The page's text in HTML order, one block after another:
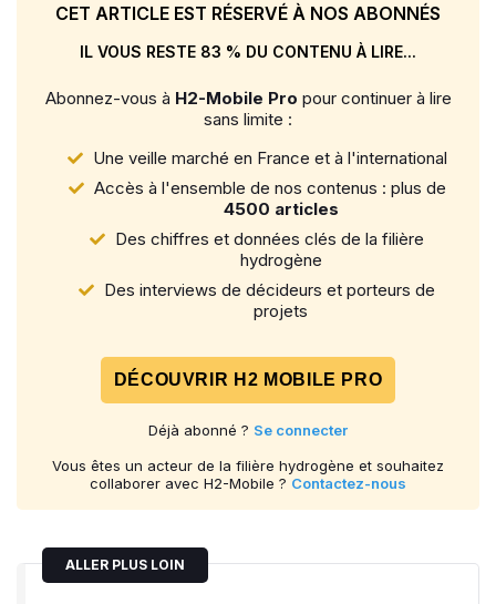
CET ARTICLE EST RÉSERVÉ À NOS ABONNÉS
IL VOUS RESTE 83 % DU CONTENU À LIRE...
Abonnez-vous à H2-Mobile Pro pour continuer à lire
sans limite :
Une veille marché en France et à l'international
Accès à l'ensemble de nos contenus : plus de
4500 articles
Des chiffres et données clés de la filière
hydrogène
Des interviews de décideurs et porteurs de
projets
DÉCOUVRIR H2 MOBILE PRO
Déjà abonné ? Se connecter
Vous êtes un acteur de la filière hydrogène et souhaitez
collaborer avec H2-Mobile ? Contactez-nous
ALLER PLUS LOIN